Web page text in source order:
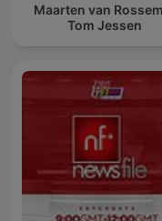
Maarten van
Tom Jessen